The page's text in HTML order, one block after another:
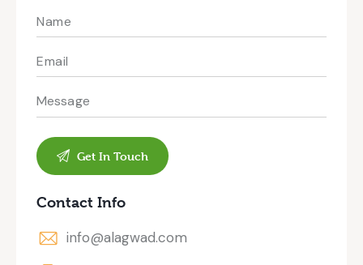
Contact Info
info@alagwad.com